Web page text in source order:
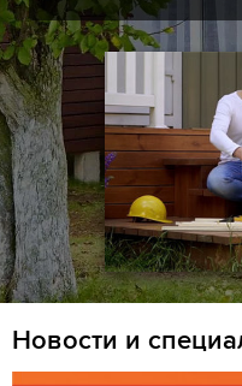
Новости и